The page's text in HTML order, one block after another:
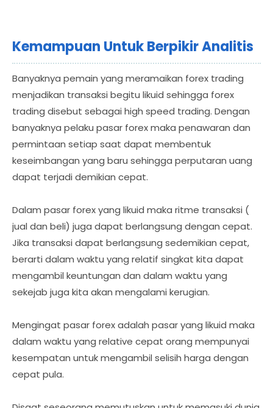
Kemampuan Untuk Berpikir Analitis
Banyaknya pemain yang meramaikan forex trading
menjadikan transaksi begitu likuid sehingga forex
trading disebut sebagai high speed trading. Dengan
banyaknya pelaku pasar forex maka penawaran dan
permintaan setiap saat dapat membentuk
keseimbangan yang baru sehingga perputaran uang
dapat terjadi demikian cepat.
Dalam pasar forex yang likuid maka ritme transaksi (
jual dan beli) juga dapat berlangsung dengan cepat.
Jika transaksi dapat berlangsung sedemikian cepat,
berarti dalam waktu yang relatif singkat kita dapat
mengambil keuntungan dan dalam waktu yang
sekejab juga kita akan mengalami kerugian.
Mengingat pasar forex adalah pasar yang likuid maka
dalam waktu yang relative cepat orang mempunyai
kesempatan untuk mengambil selisih harga dengan
cepat pula.